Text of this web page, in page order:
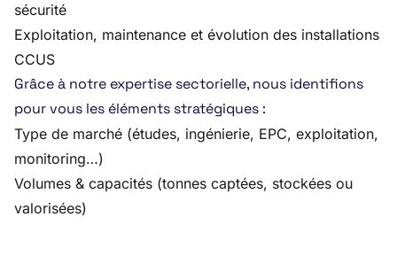
sécurité
Exploitation, maintenance et évolution des installations
CCUS
Grâce à notre expertise sectorielle, nous identifions
pour vous les éléments stratégiques :
Type de marché (études, ingénierie, EPC, exploitation,
monitoring…)
Volumes & capacités (tonnes captées, stockées ou
valorisées)